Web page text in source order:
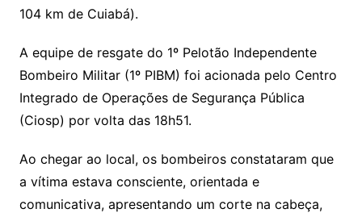
104 km de Cuiabá).
A equipe de resgate do 1º Pelotão Independente
Bombeiro Militar (1º PIBM) foi acionada pelo Centro
Integrado de Operações de Segurança Pública
(Ciosp) por volta das 18h51.
Ao chegar ao local, os bombeiros constataram que
a vítima estava consciente, orientada e
comunicativa, apresentando um corte na cabeça,